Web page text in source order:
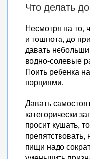
Что делать
Несмотря на то,
и тошнота, до
давать
водно-солевые
Поить ребенка
порциями.
Давать
категорически
просит кушать,
препятствовать,
пищи надо